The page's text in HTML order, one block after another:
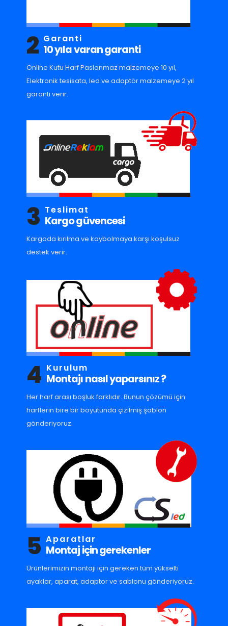
2 Garanti
10 yıla varan garanti
Online Kutu Harf Paslanmaz malzemeye 10 yıl,
Elektronik tesisata, led ve adaptör malzemeye 2 yıl
garanti verir.
3 Teslimat
Kargo güvencesi
Kargoda kırılma ve kaybolmaya karşı koşulsuz
destek verir.
4 Kurulum
Montajı nasıl yaparsınız ?
Her harf arası boşluk farklıdır. Bunun çözümü için
harflerin bire bir boyutunda çizilmiş şablon
gönderiyoruz.
5 Aparatlar
Montaj için gerekenler
Ürünlerimizin montajı için gereken tüm yükselti
ayaklar, aparat, adaptor ve sablonu gönderiyoruz.